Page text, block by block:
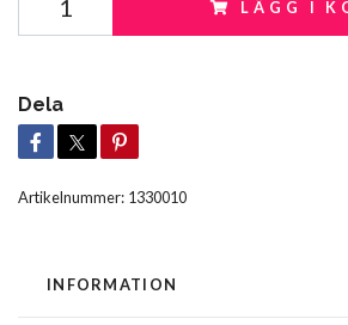
LÄGG I
Dela
Artikelnummer: 1330010
INFORMATION